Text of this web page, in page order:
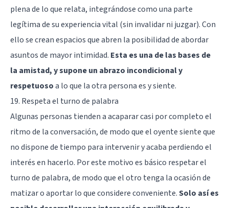
plena de lo que relata, integrándose como una parte
legítima de su experiencia vital (sin invalidar ni juzgar). Con
ello se crean espacios que abren la posibilidad de abordar
asuntos de mayor intimidad. Esta es una de las bases de
la amistad, y supone un abrazo incondicional y
respetuosoa lo que la otra persona es y siente.
19. Respeta el turno de palabra
Algunas personas tienden a acaparar casi por completo el
ritmo de la conversación, de modo que el oyente siente que
no dispone de tiempo para intervenir y acaba perdiendo el
interés en hacerlo. Por este motivo es básico respetar el
turno de palabra, de modo que el otro tenga la ocasión de
matizar o aportar lo que considere conveniente.Solo así es